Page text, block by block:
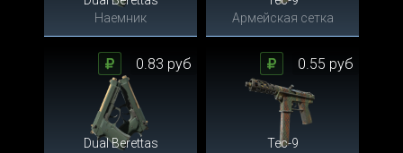
Наемник
Армейская сетка
Dual Berettas
0.83 руб
Tec-9
0.55 руб